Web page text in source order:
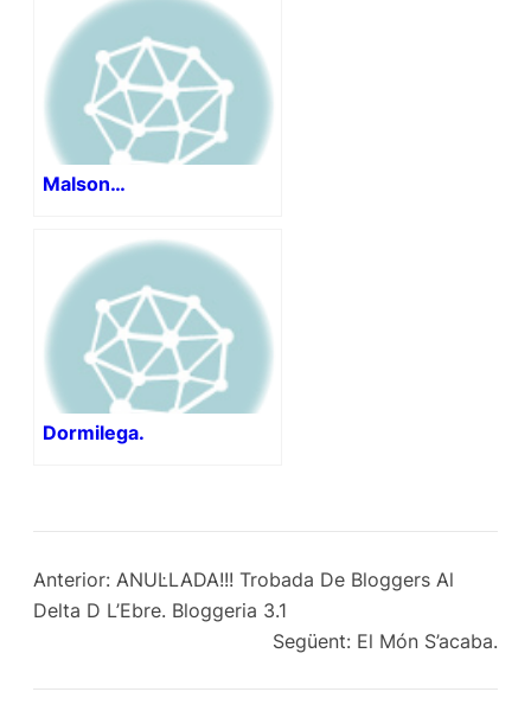
Malson…
Dormilega.
Anterior: ANUL·LADA!!! Trobada De Bloggers Al
Delta D L’Ebre. Bloggeria 3.1
Següent: El Món S’acaba.